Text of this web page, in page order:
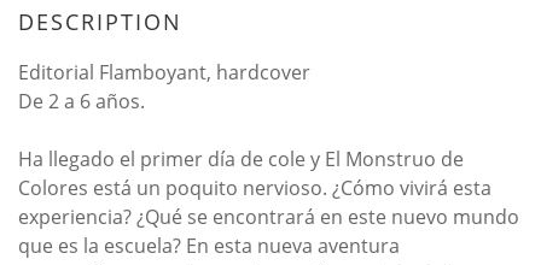
DESCRIPTION
Editorial Flamboyant, hardcover
De 2 a 6 años.
Ha llegado el primer día de cole y El Monstruo de
Colores está un poquito nervioso. ¿Cómo vivirá esta
experiencia? ¿Qué se encontrará en este nuevo mundo
que es la escuela? En esta nueva aventura